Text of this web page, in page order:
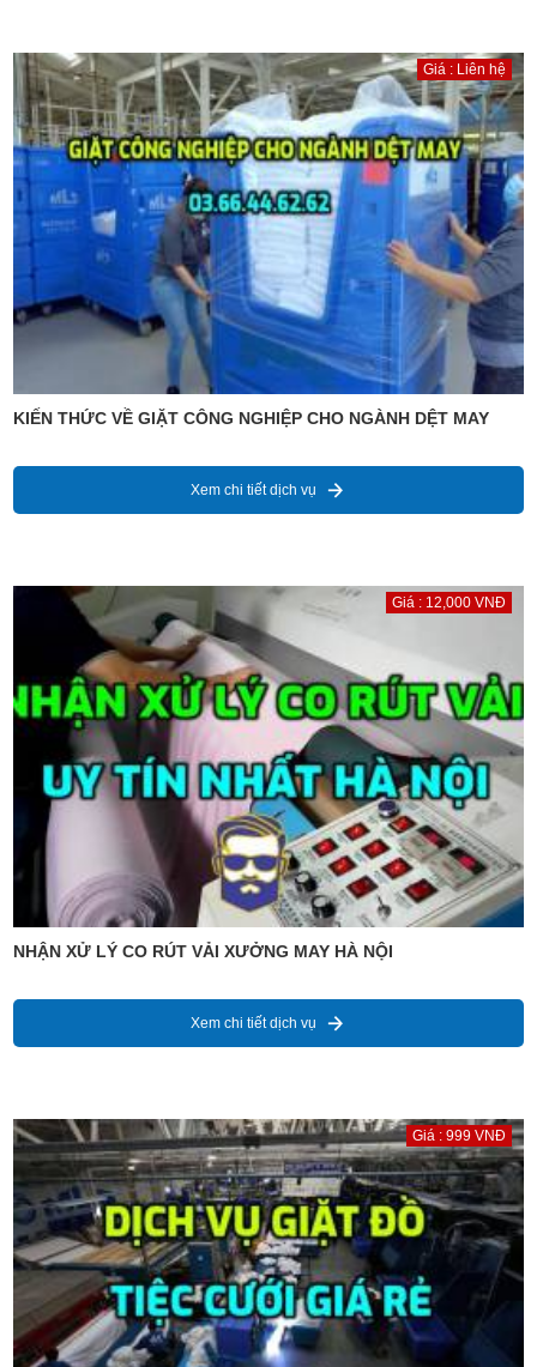
Giá : Liên hệ
KIẾN THỨC VỀ GIẶT CÔNG NGHIỆP CHO NGÀNH DỆT MAY
Xem chi tiết dịch vụ
Giá : 12,000 VNĐ
NHẬN XỬ LÝ CO RÚT VẢI XƯỞNG MAY HÀ NỘI
Xem chi tiết dịch vụ
Giá : 999 VNĐ